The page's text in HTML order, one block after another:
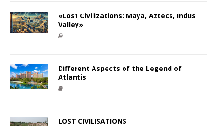
«Lost Civilizations: Maya, Aztecs, Indus
Valley»
Different Aspects of the Legend of
Atlantis
LOST CIVILISATIONS